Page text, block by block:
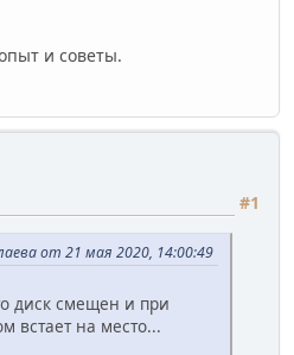
и советы.
#1
от 21 мая 2020, 14:00:49
диск смещен и при
встает на место...